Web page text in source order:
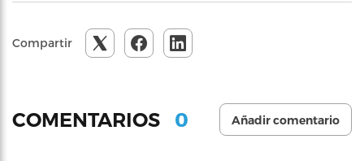
Compartir
COMENTARIOS 0 Añadir comentario